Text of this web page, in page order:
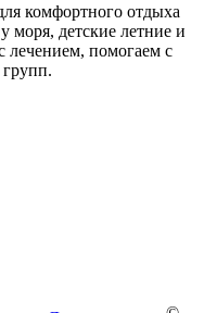
комфортного отдыха
моря, детские летние и
лечением, помогаем с